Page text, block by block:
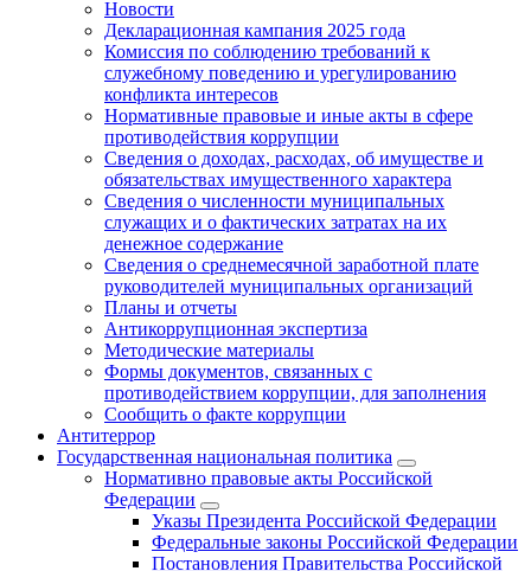
Новости
Декларационная кампания 2025 года
Комиссия по соблюдению требований к
служебному поведению и урегулированию
конфликта интересов
Нормативные правовые и иные акты в сфере
противодействия коррупции
Сведения о доходах, расходах, об имуществе и
обязательствах имущественного характера
Сведения о численности муниципальных
служащих и о фактических затратах на их
денежное содержание
Сведения о среднемесячной заработной плате
руководителей муниципальных организаций
Планы и отчеты
Антикоррупционная экспертиза
Методические материалы
Формы документов, связанных с
противодействием коррупции, для заполнения
Сообщить о факте коррупции
Антитеррор
Государственная национальная политика
Нормативно правовые акты Российской
Федерации
Указы Президента Российской Федерации
Федеральные законы Российской Федерации
Постановления Правительства Российской